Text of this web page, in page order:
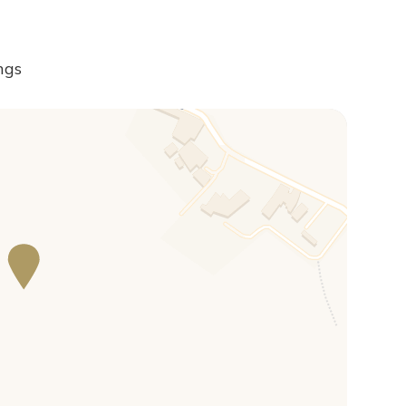
incantevoli borghi quali Strada in Chianti, Greve in
per raggiungere facilmente e in breve tempo (1
quali Lucca, Pisa e Siena.
il Circolo del Golf dell'Ugolino, un percorso molto
Blandford e Peter Gannon.
in Chianti (10 km), Arezzo (73 km), Siena (75 km), Lucca
e si riferiscono in linea d'aria dalla proprietà.